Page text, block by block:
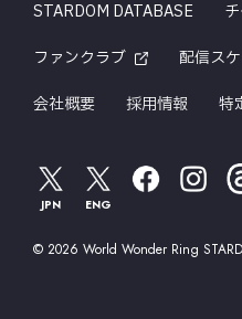
STARDOM DATABASE
ファンクラブ
配信ス
会社概要
採用情報 特
JPN ENG
© 2026 World Wonder Ring